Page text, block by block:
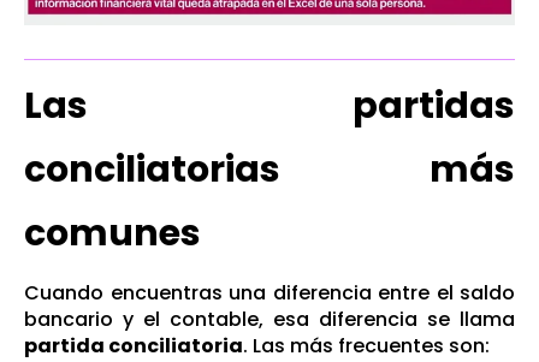
Las partidas
conciliatorias más
comunes
Cuando encuentras una diferencia entre el saldo
bancario y el contable, esa diferencia se llama
partida conciliatoria. Las más frecuentes son: